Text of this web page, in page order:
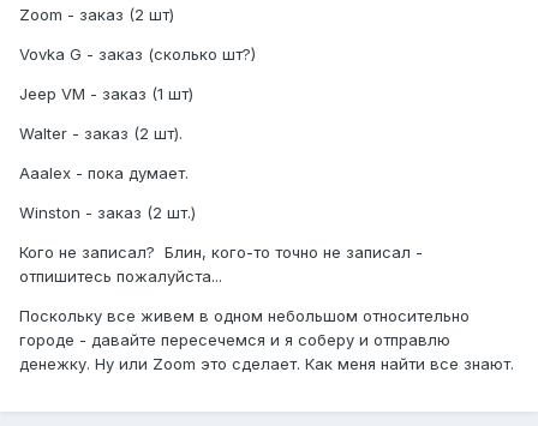
Zoom - заказ (2 шт)
Vovka G - заказ (сколько шт?)
Jeep VM - заказ (1 шт)
Walter - заказ (2 шт).
Aaalex - пока думает.
Winston - заказ (2 шт.)
Кого не записал? Блин, кого-то точно не записал -
отпишитесь пожалуйста...
Поскольку все живем в одном небольшом относительно
городе - давайте пересечемся и я соберу и отправлю
денежку. Ну или Zoom это сделает. Как меня найти все знают.